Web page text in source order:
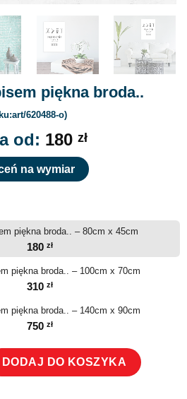
piękna broda..
620488-o)
od: 180 zł
na wymiar
piękna broda.. – 80cm x 45cm
180 zł
piękna broda.. – 100cm x 70cm
310 zł
piękna broda.. – 140cm x 90cm
750 zł
piękna broda..
DODAJ DO KOSZYKA